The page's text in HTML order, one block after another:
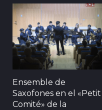
Ensemble de
Saxofones en el «Petit
Comité» de la